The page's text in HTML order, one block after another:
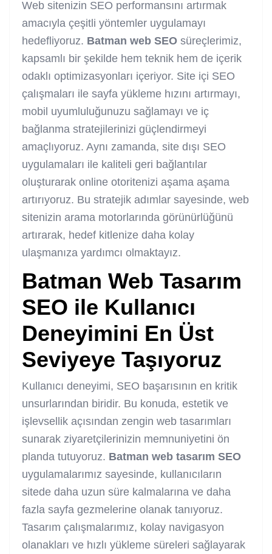
Web sitenizin SEO performansını artırmak
amacıyla çeşitli yöntemler uygulamayı
hedefliyoruz. Batman web SEO süreçlerimiz,
kapsamlı bir şekilde hem teknik hem de içerik
odaklı optimizasyonları içeriyor. Site içi SEO
çalışmaları ile sayfa yükleme hızını artırmayı,
mobil uyumluluğunuzu sağlamayı ve iç
bağlanma stratejilerinizi güçlendirmeyi
amaçlıyoruz. Aynı zamanda, site dışı SEO
uygulamaları ile kaliteli geri bağlantılar
oluşturarak online otoritenizi aşama aşama
artırıyoruz. Bu stratejik adımlar sayesinde, web
sitenizin arama motorlarında görünürlüğünü
artırarak, hedef kitlenize daha kolay
ulaşmanıza yardımcı olmaktayız.
Batman Web Tasarım
SEO ile Kullanıcı
Deneyimini En Üst
Seviyeye Taşıyoruz
Kullanıcı deneyimi, SEO başarısının en kritik
unsurlarından biridir. Bu konuda, estetik ve
işlevsellik açısından zengin web tasarımları
sunarak ziyaretçilerinizin memnuniyetini ön
planda tutuyoruz. Batman web tasarım SEO
uygulamalarımız sayesinde, kullanıcıların
sitede daha uzun süre kalmalarına ve daha
fazla sayfa gezmelerine olanak tanıyoruz.
Tasarım çalışmalarımız, kolay navigasyon
olanakları ve hızlı yükleme süreleri sağlayarak